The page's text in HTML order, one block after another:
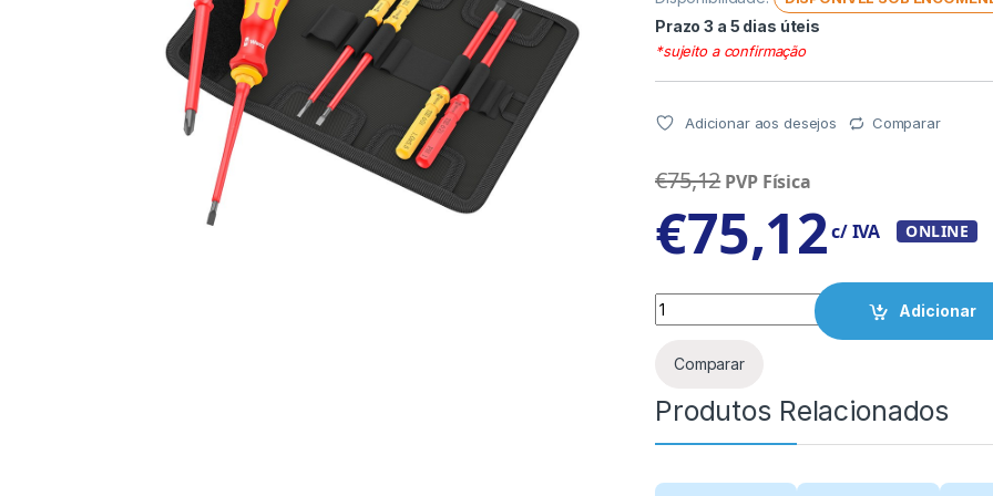
Prazo 3 a 5 dias úteis
*sujeito a confirmação
Adicionar aos desejos Comparar
€75,12 PVP Física
€75,12c/ IVA ONLINE
Quantity
Adicionar
Comparar
Produtos Relacionados